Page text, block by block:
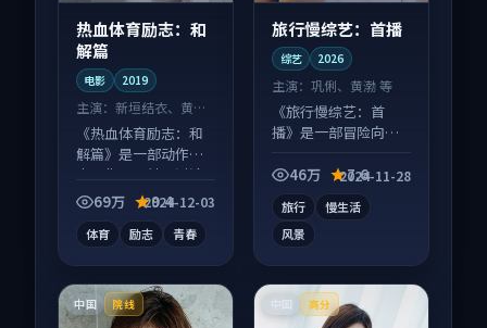
热血体育励志：和
解篇
电影 2019
主演： 新垣结衣、黄渤
等
《热血体育励志：和
解篇》是一部动作向
电影作品，社区讨论
度高，适合配弹幕观
看。
69万 9.4
2024-12-03
体育 励志 青春
旅行慢综艺：首播
综艺 2026
主演：巩俐、黄渤 等
《旅行慢综艺：首
播》是一部冒险向综
行，细节值得二刷回
46万 7.6
2024-11-28
旅行
慢生活
风景
中国 院线 高分